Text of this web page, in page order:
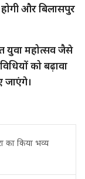
और बिलासपुर
युवा महोत्सव जैसे
को बढ़ावा
जाएंगे।
का किया भव्य